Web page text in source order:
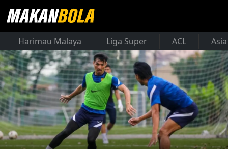
Harimau Malaya Liga Super ACL